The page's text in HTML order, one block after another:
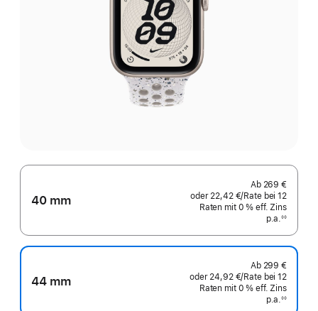
40 mm
Ab 269 €
oder 22,42 €/Rate pro
Rate
bei 12
Raten Raten
mit 0 % eff. Zins
p.a.eff.
Zins p.a.
◊◊
44 mm
Ab 299 €
oder 24,92 €/Rate pro
Rate
bei 12
Raten Raten
mit 0 % eff. Zins
p.a.eff.
◊◊